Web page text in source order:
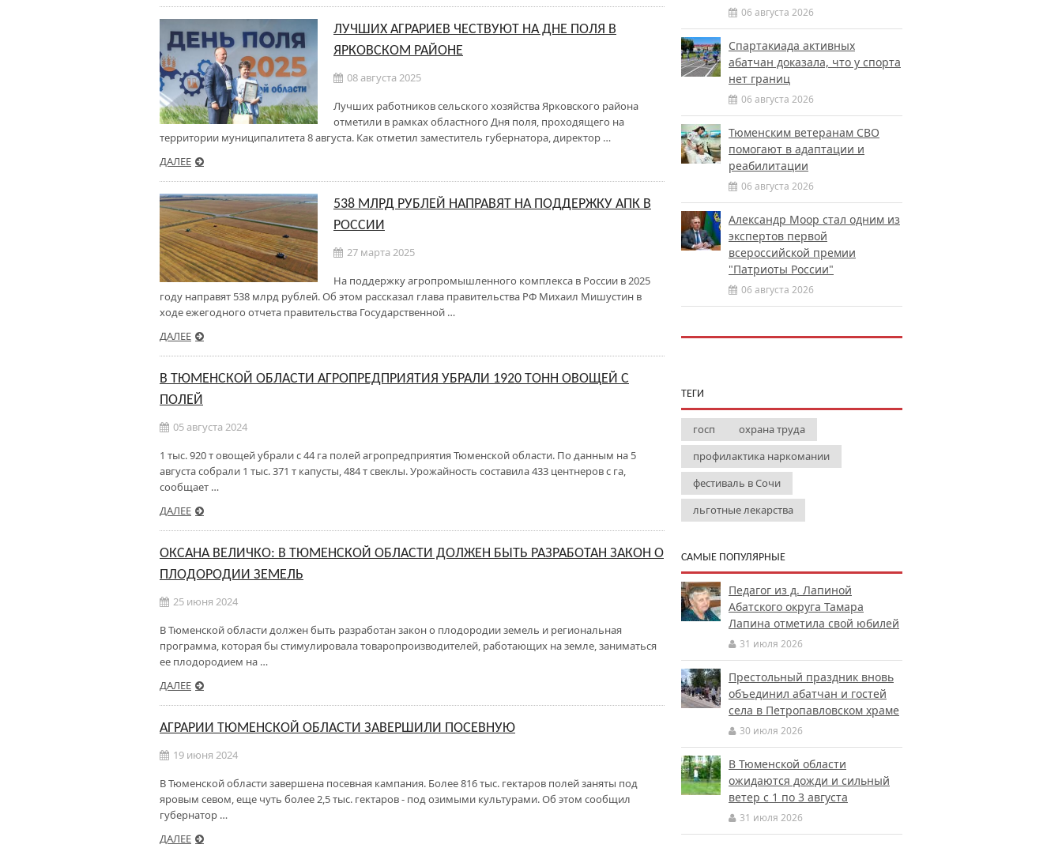
ЛУЧШИХ АГРАРИЕВ ЧЕСТВУЮТ НА ДНЕ ПОЛЯ В
ЯРКОВСКОМ РАЙОНЕ
08 августа 2025
Лучших работников сельского хозяйства Ярковского района
отметили в рамках областного Дня поля, проходящего на
территории муниципалитета 8 августа. Как отметил заместитель губернатора, директор …
ДАЛЕЕ
538 МЛРД РУБЛЕЙ НАПРАВЯТ НА ПОДДЕРЖКУ АПК В
РОССИИ
27 марта 2025
На поддержку агропромышленного комплекса в России в 2025
году направят 538 млрд рублей. Об этом рассказал глава правительства РФ Михаил Мишустин в
ходе ежегодного отчета правительства Государственной …
ДАЛЕЕ
В ТЮМЕНСКОЙ ОБЛАСТИ АГРОПРЕДПРИЯТИЯ УБРАЛИ 1920 ТОНН ОВОЩЕЙ С
ПОЛЕЙ
05 августа 2024
1 тыс. 920 т овощей убрали с 44 га полей агропредприятия Тюменской области. По данным на 5
августа собрали 1 тыс. 371 т капусты, 484 т свеклы. Урожайность составила 433 центнеров с га,
сообщает …
ДАЛЕЕ
ОКСАНА ВЕЛИЧКО: В ТЮМЕНСКОЙ ОБЛАСТИ ДОЛЖЕН БЫТЬ РАЗРАБОТАН ЗАКОН О
ПЛОДОРОДИИ ЗЕМЕЛЬ
25 июня 2024
В Тюменской области должен быть разработан закон о плодородии земель и региональная
программа, которая бы стимулировала товаропроизводителей, работающих на земле, заниматься
ее плодородием на …
ДАЛЕЕ
АГРАРИИ ТЮМЕНСКОЙ ОБЛАСТИ ЗАВЕРШИЛИ ПОСЕВНУЮ
19 июня 2024
В Тюменской области завершена посевная кампания. Более 816 тыс. гектаров полей заняты под
яровым севом, еще чуть более 2,5 тыс. гектаров - под озимыми культурами. Об этом сообщил
губернатор …
ДАЛЕЕ
06 августа 2026
Спартакиада активных
абатчан доказала, что у спорта
нет границ
06 августа 2026
Тюменским ветеранам СВО
помогают в адаптации и
реабилитации
06 августа 2026
Александр Моор стал одним из
экспертов первой
всероссийской премии
"Патриоты России"
06 августа 2026
ТЕГИ
госп
охрана труда
профилактика наркомании
фестиваль в Сочи
льготные лекарства
САМЫЕ ПОПУЛЯРНЫЕ
Педагог из д. Лапиной
Абатского округа Тамара
Лапина отметила свой юбилей
31 июля 2026
Престольный праздник вновь
объединил абатчан и гостей
села в Петропавловском храме
30 июля 2026
В Тюменской области
ожидаются дожди и сильный
ветер с 1 по 3 августа
31 июля 2026